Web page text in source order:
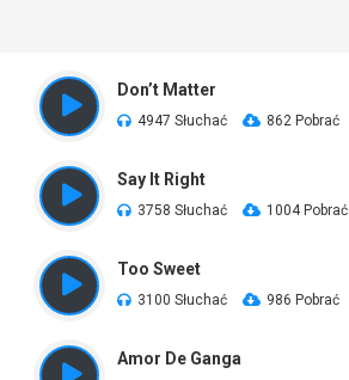
Don’t Matter
4947 Słuchać 862 Pobrać
Say It Right
3758 Słuchać 1004 Pobrać
Too Sweet
3100 Słuchać 986 Pobrać
Amor De Ganga